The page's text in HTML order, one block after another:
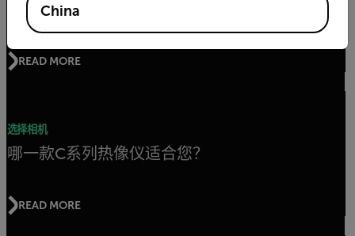
了解距离系数比
READ MORE
选择相机
哪一款C系列热像仪适合您？
READ MORE
China